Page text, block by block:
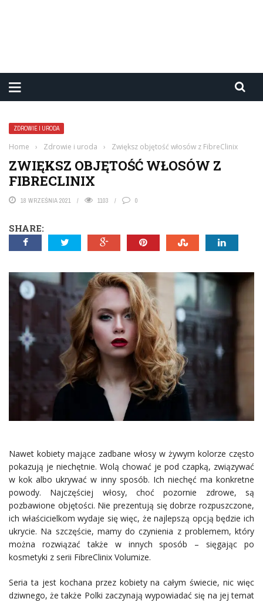
ZDROWIE I URODA
Home › Zdrowie i uroda › Zwiększ objętość włosów z FibreClinix
ZWIĘKSZ OBJĘTOŚĆ WŁOSÓW Z
FIBRECLINIX
18 WRZEŚNIA 2021 1103 0
SHARE:
Nawet kobiety mające zadbane włosy w żywym kolorze często
pokazują je niechętnie. Wolą chować je pod czapką, związywać
w kok albo ukrywać w inny sposób. Ich niechęć ma konkretne
powody. Najczęściej włosy, choć pozornie zdrowe, są
pozbawione objętości. Nie prezentują się dobrze rozpuszczone,
ich właścicielkom wydaje się więc, że najlepszą opcją będzie ich
ukrycie. Na szczęście, mamy do czynienia z problemem, który
można rozwiązać także w innych sposób – sięgając po
kosmetyki z serii FibreClinix Volumize.
Seria ta jest kochana przez kobiety na całym świecie, nic więc
dziwnego, że także Polki zaczynają wypowiadać się na jej temat